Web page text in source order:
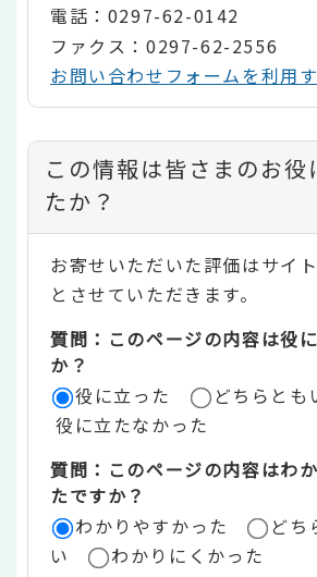
電話：0297-62-0142
ファクス：0297-62-2556
お問い合わせフォームを利用
コ
ン
テ
ン
ツ
評
価
リ
ア
この情報は皆さまのお役
たか？
お寄せいただいた評価はサイ
とさせていただきます。
質問：このページの内容は役
か？
役に立った
どちらとも
役に立たなかった
質問：このページの内容はわ
たですか？
わかりやすかった
どち
い
わかりにくかった